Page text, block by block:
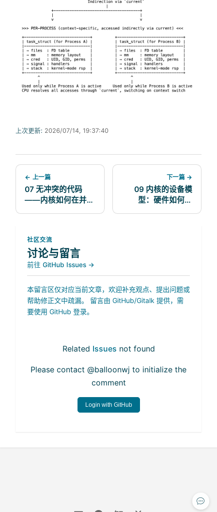
上次更新: 2026/07/14, 19:37:40
← 上一篇
07 无冲突的代码
——内核如何在并发
下一篇 →
09 内核的设备模
型：硬件如何成
社区交流
讨论与留言
前往 GitHub Issues →
本留言区仅对应当前文章，欢迎补充观点、提出问题或
帮助修正文中疏漏。 留言由 GitHub/Gitalk 提供，需
要使用 GitHub 登录。
Related Issues not found
Please contact @balloonwj to initialize the
comment
Login with GitHub